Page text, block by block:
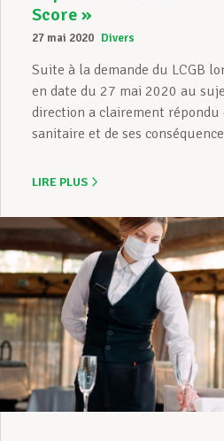
Score »
27 mai 2020 Divers
Suite à la demande du LCGB
en date du 27 mai 2020 au
direction a clairement répondu
sanitaire et de ses
LIRE PLUS